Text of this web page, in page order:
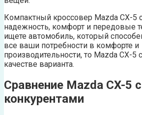
Компактный кроссовер Mazda CX-5
надежность, комфорт и передовые
ищете автомобиль, который
все ваши потребности в комфорте и
производительности, то Mazda CX-5
качестве варианта.
Сравнение Mazda CX-5 с
конкурентами